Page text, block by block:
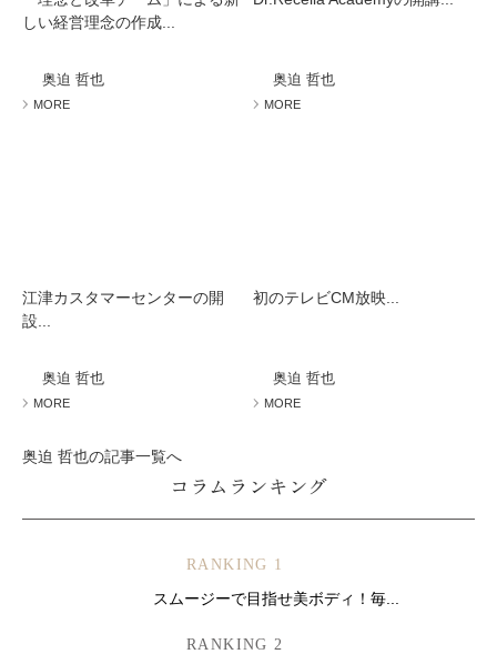
しい経営理念の作成...
奥迫 哲也
MORE
奥迫 哲也
MORE
江津カスタマーセンターの開
設...
奥迫 哲也
MORE
初のテレビCM放映...
奥迫 哲也
MORE
奥迫 哲也の記事一覧へ
コラムランキング
RANKING 1
スムージーで目指せ美ボディ！毎...
RANKING 2